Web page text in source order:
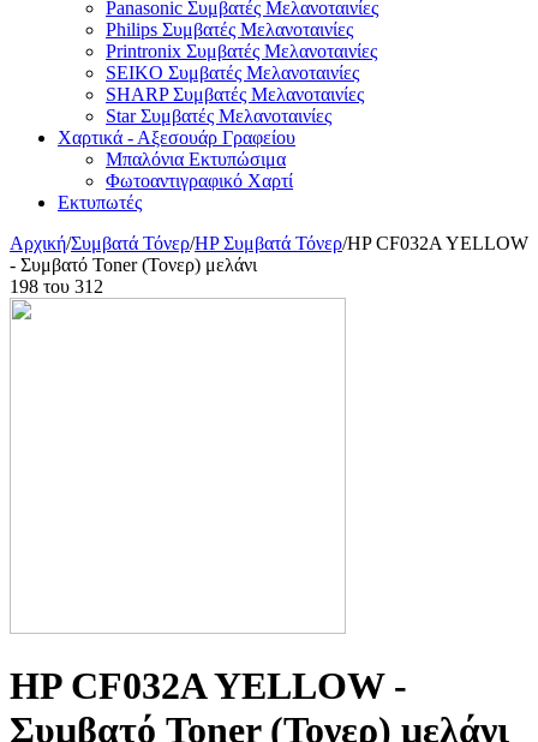
Panasonic Συμβατές Μελανοταινίες
Philips Συμβατές Μελανοταινίες
Printronix Συμβατές Μελανοταινίες
SEIKO Συμβατές Μελανοταινίες
SHARP Συμβατές Μελανοταινίες
Star Συμβατές Μελανοταινίες
Χαρτικά - Αξεσουάρ Γραφείου
Μπαλόνια Εκτυπώσιμα
Φωτοαντιγραφικό Χαρτί
Εκτυπωτές
Αρχική/Συμβατά Τόνερ/HP Συμβατά Τόνερ/HP CF032A YELLOW
- Συμβατό Toner (Τονερ) μελάνι
198 του 312
HP CF032A YELLOW -
Συμβατό Toner (Τονερ) μελάνι